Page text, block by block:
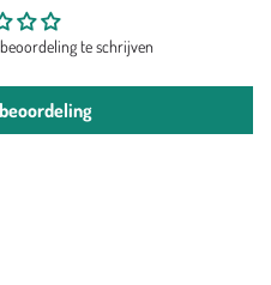
te schrijven